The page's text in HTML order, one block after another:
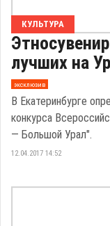
КУЛЬТУРА
лучших на
эксклюзив
В Екатеринбурге
конкурса
— Большой Урал".
12.04.2017 14:52